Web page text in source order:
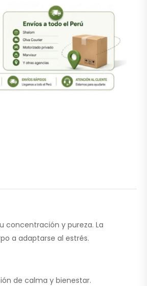
concentración y pureza. La
a adaptarse al estrés.
de calma y bienestar.